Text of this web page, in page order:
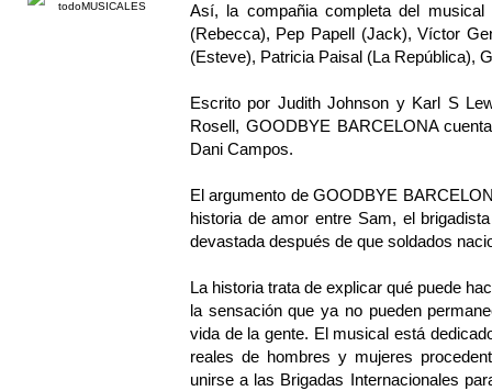
Así, la compañia completa del
(Rebecca), Pep Papell (Jack), Víctor
(Esteve), Patricia Paisal (La República),
Escrito por Judith Johnson y Karl S
Rosell, GOODBYE BARCELONA
Dani Campos.
El argumento de GOODBYE
historia de amor entre Sam, el
devastada después de que soldados
La historia trata de explicar qué puede
la sensación que ya no pueden
vida de la gente. El musical está
reales de hombres y mujeres
unirse a las Brigadas Internacionales